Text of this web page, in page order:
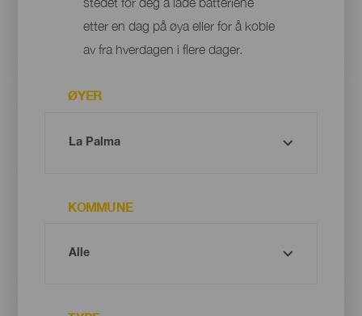
etter en dag på øya eller for å koble
av fra hverdagen i flere dager.
ØYER
KOMMUNE